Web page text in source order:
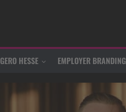
GERO HESSE EMPLOYER BRANDING